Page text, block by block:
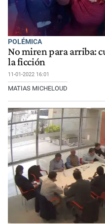
POLÉMICA
No miren para arriba:
la ficción
11-01-2022 16:01
MATIAS MICHELOUD